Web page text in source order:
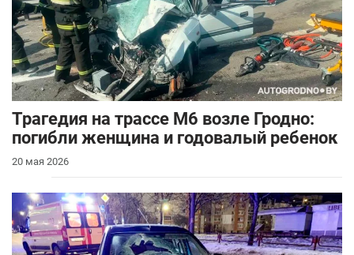
Трагедия на трассе М6 возле Гродно:
погибли женщина и годовалый ребенок
20 мая 2026